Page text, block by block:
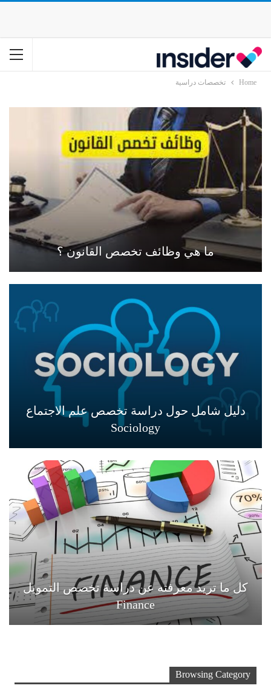
Home تخصصات دراسية
ما هي وظائف تخصص القانون ؟
دليل شامل حول دراسة تخصص علم الاجتماع
Sociology
كل ما تريد معرفته عن دراسة تخصص التمويل
Finance
Browsing Category